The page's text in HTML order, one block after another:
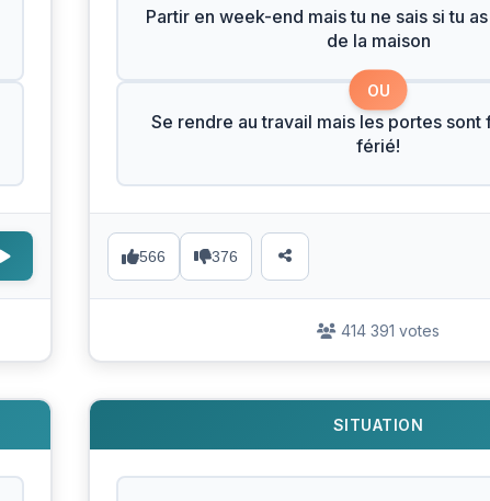
Partir en week-end mais tu ne sais si tu
de la maison
OU
Se rendre au travail mais les portes
férié!
566 376
414 391 votes
SITUATION